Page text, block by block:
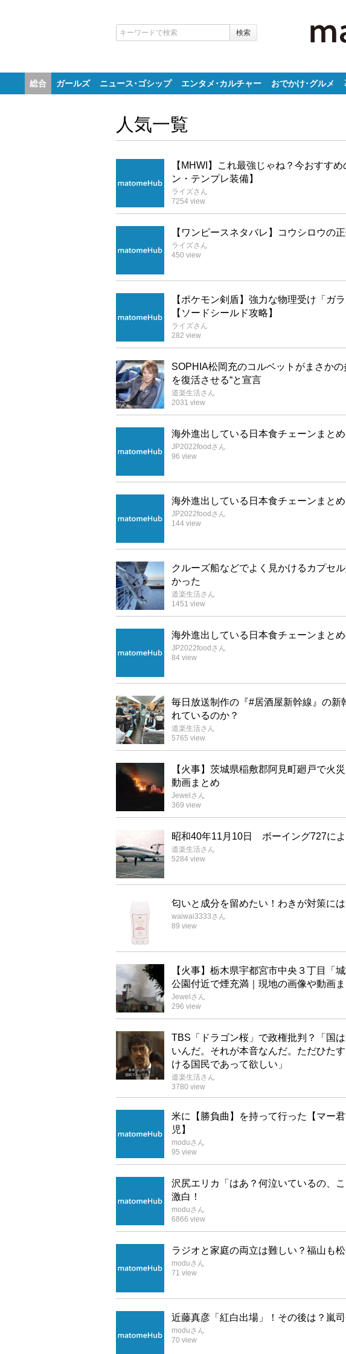
総合 ガールズ ニュース･ゴシップ エンタメ･カルチャー おでかけ･グルメ
人気一覧
【MHWI】これ最強じゃね？今おすす
ン・テンプレ装備】
ライズさん
7254 view
【ワンピースネタバレ】コウシロウの
ライズさん
450 view
【ポケモン剣盾】強力な物理受け「ガ
【ソードシールド攻略】
ライズさん
282 view
SOPHIA松岡充のコルベットがまさか
を復活させる“と宣言
道楽生活さん
2031 view
海外進出している日本食チェーンまと
JP2022food さん
96 view
海外進出している日本食チェーンまと
JP2022food さん
144 view
クルーズ船などでよく見かけるカプセ
かった
道楽生活さん
1451 view
海外進出している日本食チェーンまと
JP2022food さん
84 view
毎日放送制作の『#居酒屋新幹線』の新
れているのか？
道楽生活さん
5765 view
【火事】茨城県稲敷郡阿見町廻戸で火
動画まとめ
Jewel さん
369 view
昭和40年11月10日 ボーイング727
道楽生活さん
5284 view
匂いと成分を留めたい！わきが対策には
waiwai3333さん
89 view
【火事】栃木県宇都宮市中央３丁目「
公園付近で煙充満｜現地の画像や動画
Jewel さん
296 view
TBS「ドラゴン桜」で政権批判？「国
いんだ。それが本音なんだ。ただひた
ける国民であって欲しい」
道楽生活さん
3780 view
米に【勝負曲】を持って行った【マー
児】
moduさん
95 view
沢尻エリカ「はあ？何泣いているの、
激白！
moduさん
6866 view
ラジオと家庭の両立は難しい？福山も
moduさん
71 view
近藤真彦「紅白出場」！その後は？嵐
moduさん
70 view